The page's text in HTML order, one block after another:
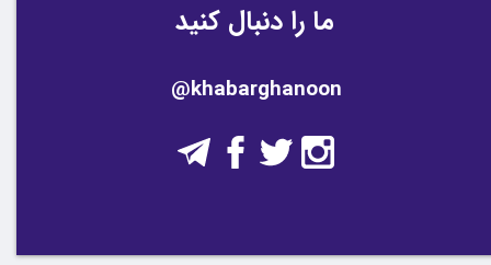
@khabarghanoon
ما را دنبال کنید